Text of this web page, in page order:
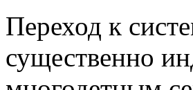
Переход к
существенно